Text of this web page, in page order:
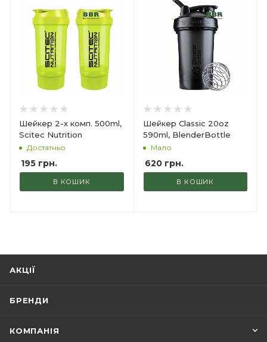
Шейкер 2-х комп. 500ml,
Scitec Nutrition
Достатньо
195 грн.
В КОШИК
Шейкер Classic 20oz
590ml, BlenderBottle
Мало
620грн.
В КОШИК
АКЦІЇ
БРЕНДИ
КОМПАНІЯ